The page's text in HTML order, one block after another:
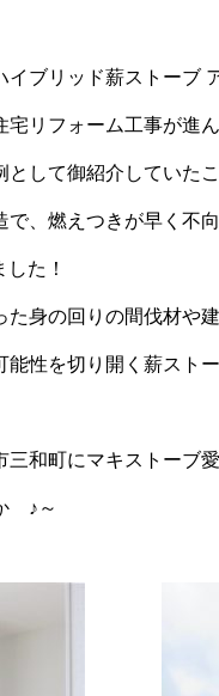
イブリッド薪ストーブ
リフォーム工事が進ん
として御紹介していた
で、燃えつきが早く不
た！
身の回りの間伐材や建
性を切り開く薪ストー
三和町にマキストーブ
♪～